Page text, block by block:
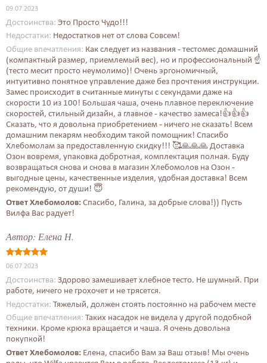
09.07.2023
Достоинства: Это Просто Чудо!!!
Недостатки: Недостатков нет от слова Совсем!
Общие впечатления: Как следует из названия - тестомес домашний
(компактный размер, приемлемый вес), но и профессиональный ☝️
(тесто месит просто неумолимо)! Очень эргономичный,
интуитивно понятное управление даже без прочтения инструкции.
Замес происходит в считанные минуты с секундами даже на
скорости 10 из 100! Большая чаша, очень плавное переключение
скоростей, стильный дизайн, а главное - качество замеса!👍👍👍
Сказать, что я довольна приобретением - ничего не сказать! Всем
домашним пекарям необходим такой помощник! Спасибо
Хлебомолам за предоставленную скидку!!! 🥰🙏🙏🙏 Доставка
Озон вовремя, упаковка добротная, комплектация полная. Буду
возвращаться снова и снова в магазин Хлебомолов на Озон -
выгодные цены, качественные изделия, удобная доставка! Всем
рекомендую, от души! 😇
Ответ Хлебомолов:Спасибо, Галина, за добрые слова!)) Пусть
Вилфа Вас радует!
Автор: Елена Н.
06.07.2023
Достоинства: Здорово замешивает хлебное тесто. Не шумный. При
работе, ничего не грохочет и не трясется.
Недостатки: Тяжелый, должен стоять постоянно на рабочем месте
Общие впечатления: Таких насадок не видела у другой подобной
техники. Кроме крюка вращается и чаша. Я очень довольна
покупкой!
Ответ Хлебомолов: Елена, спасибо Вам за Ваш отзыв! Мы очень